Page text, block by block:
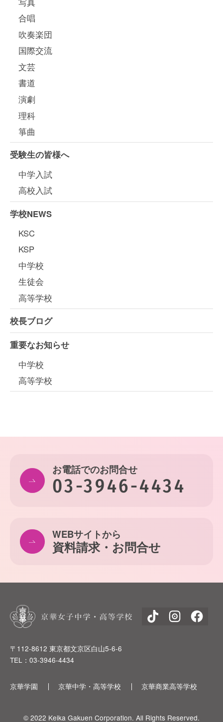
合唱
吹奏楽団
国際交流
文芸
書道
演劇
理科
箏曲
受験生の皆様へ
中学入試
高校入試
学校NEWS
KSC
KSP
中学校
生徒会
高等学校
校長ブログ
重要なお知らせ
中学校
高等学校
お電話でのお問合せ
03-3946-4434
WEBサイトから
資料請求・お問合せ
〒112-8612 東京都文京区白山5-6-6
TEL：03-3946-4434
京華学園 京華中学・高等学校 京華商業高等学校
© 2022 Keika Gakuen Corporation. All Rights Reserved.